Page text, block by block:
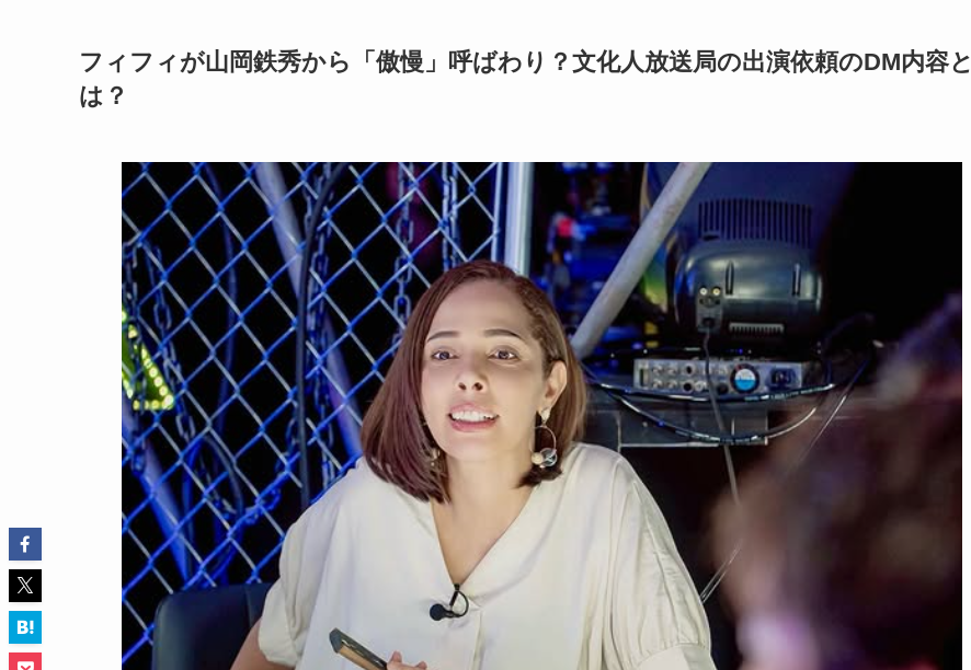
フィフィが山岡鉄秀から「傲慢」呼ばわり？文化人放送局の出演依頼のDM内容と
は？